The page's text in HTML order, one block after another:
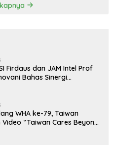
Firdaus dan JAM Intel Prof
Bahas Sinergi
Pengawasan Program
WHA ke-79, Taiwan
Video “Taiwan Cares Beyond